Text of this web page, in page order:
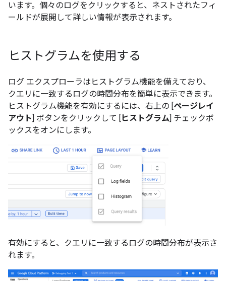
います。個々のログをクリックすると、ネストされたフィ
ールドが展開して詳しい情報が表示されます。
ヒストグラムを使用する
ログ エクスプローラはヒストグラム機能を備えており、
クエリに一致するログの時間分布を簡単に表示できます。
ヒストグラム機能を有効にするには、右上の [ ページレイ
アウト ] ボタンをクリックして [ ヒストグラム ] チェックボ
ックスをオンにします。
有効にすると、クエリに一致するログの時間分布が表示さ
れます。